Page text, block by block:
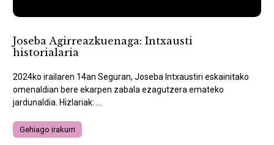
Joseba Agirreazkuenaga: Intxausti
historialaria
2024ko irailaren 14an Seguran, Joseba Intxaustiri eskainitako
omenaldian bere ekarpen zabala ezagutzera emateko
jardunaldia. Hizlariak: ...
Gehiago irakurri